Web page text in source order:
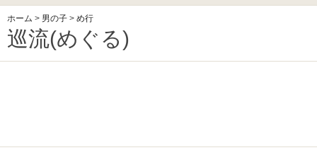
ホーム > 男の子 > め行
巡流(めぐる)